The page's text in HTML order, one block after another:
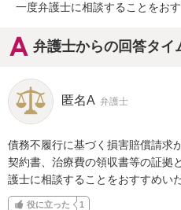
一度弁護士に相談することをおす
弁護士からの回答タイ
匿名A 弁護士
債務不履行に基づく損害賠償請求
契約書、治療費の領収書等の証拠
護士に相談することをおすすめい
役に立った 1